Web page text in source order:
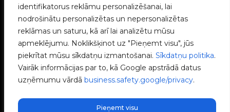
identifikatorus reklāmu personalizēšanai, lai
nodrošinātu personalizētas un nepersonalizētas
reklāmas un saturu, kā arī lai analizētu mūsu
apmeklējumu. Noklikšķinot uz "Pieņemt visu", jūs
piekrītat mūsu sīkdatņu izmantošanai. Sīkdatņu politika.
Vairāk informācijas par to, kā Google apstrādā datus
uzņēmumu vārdā business.safety.google/privacy.
Pieņemt visu
e-Chargers
V2C Power
V2C Cloud